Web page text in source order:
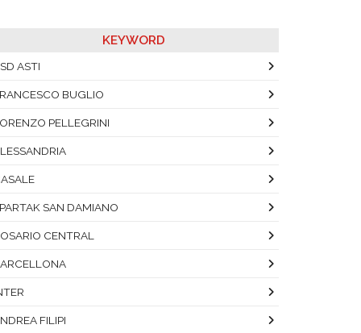
KEYWORD
ASTI
BUGLIO
PELLEGRINI
SAN DAMIANO
CENTRAL
FILIPI